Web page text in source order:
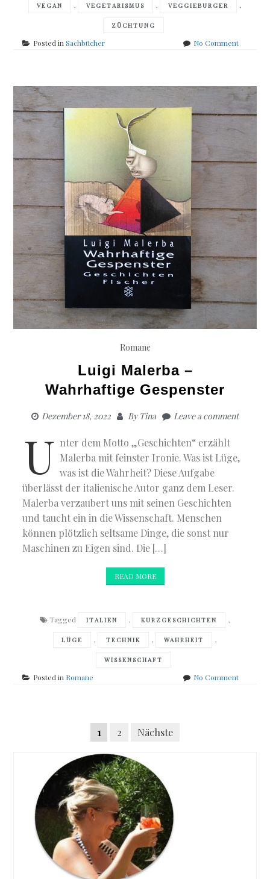
VEGAN , VEGETARISMUS , VEGGIEBURGER ,
ZÜCHTUNG
Posted inSachbücher No Commenton
Neues
Fleisch
Romane
Luigi Malerba –
Wahrhaftige Gespenster
Dezember 18, 2022 ByTina Leave a comment
U nter dem Motto „Geschichten“ erzählt
Malerba mit feinster Ironie. Was ist Lüge,
was ist die Wahrheit? Diese Aufgabe
überlässt der italienische Autor ganz dem Leser.
Malerba verzaubert uns mit seinen Geschichten
und taucht ein in die Wissenschaft. Menschen
können plötzlich seltsame Dinge, die sonst nur
Maschinen zu Eigen sind. Die […]
READ MORE
Tagged ITALIEN , KURZGESCHICHTEN ,
LÜGE , TECHNIK , WAHRHEIT ,
WISSENSCHAFT
Posted in Romane No Commenton
navigation
Seitennummerierung
Beiträge
1 2 Nächste